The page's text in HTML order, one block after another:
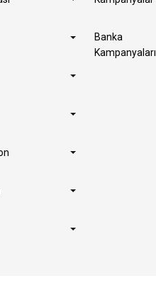
Banka
Kampanyaları